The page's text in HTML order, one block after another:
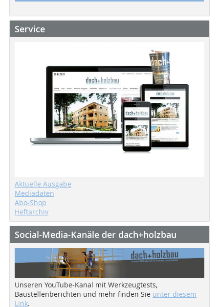
Service
Aktuelle Ausgabe
Mediadaten
Abo-Shop
Heftarchiv
Social-Media-Kanäle der dach+holzbau
Unseren YouTube-Kanal mit Werkzeugtests,
Baustellenberichten und mehr finden Sie unter diesem
Link.